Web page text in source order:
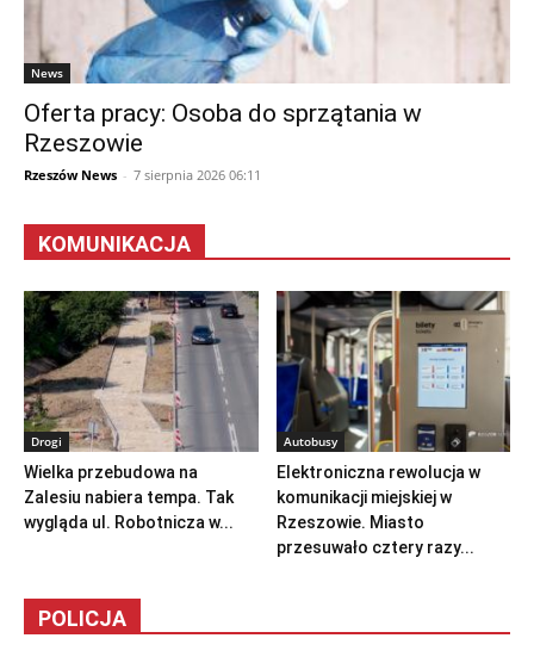
News
Oferta pracy: Osoba do sprzątania w
Rzeszowie
Rzeszów News - 7 sierpnia 2026 06:11
KOMUNIKACJA
Drogi
Wielka przebudowa na
Zalesiu nabiera tempa. Tak
wygląda ul. Robotnicza w...
Autobusy
Elektroniczna rewolucja w
komunikacji miejskiej w
Rzeszowie. Miasto
przesuwało cztery razy...
POLICJA